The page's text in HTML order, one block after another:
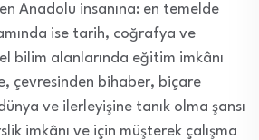
Anadolu insanına: en temelde
ise tarih, coğrafya ve
bilim alanlarında eğitim imkânı
çevresinden bihaber, biçare
ve ilerleyişine tanık olma şansı
imkânı ve için müşterek çalışma